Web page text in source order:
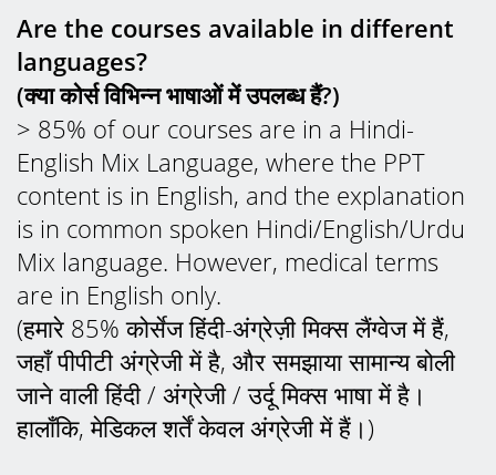
Are the courses available in different
languages?
(क्या कोर्स विभिन्न भाषाओं में उपलब्ध हैं?)
> 85% of our courses are in a Hindi-
English Mix Language, where the PPT
content is in English, and the explanation
is in common spoken Hindi/English/Urdu
Mix language. However, medical terms
are in English only.
(हमारे 85% कोर्सेज हिंदी-अंग्रेज़ी मिक्स लैंग्वेज में हैं,
जहाँ पीपीटी अंग्रेजी में है, और समझाया सामान्य बोली
जाने वाली हिंदी / अंग्रेजी / उर्दू मिक्स भाषा में है।
हालाँकि, मेडिकल शर्तें केवल अंग्रेजी में हैं।)